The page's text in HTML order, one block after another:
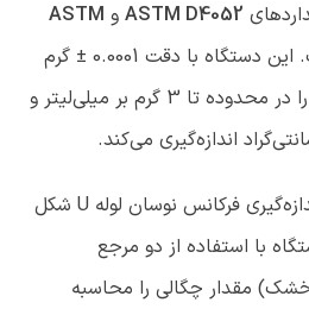
ASTM D4052 و ASTM
طراحی شده است. این دستگاه با دقت 0.0001 ± گرم
بر میلی‌لیتر، چگالی نمونه را در محدوده تا 3 گرم بر میلی‌لیتر و
اصل عملکرد آن بر پایه اندازه‌گیری فرکانس نوسان لوله U شکل
با استفاده از دو مرجع
مقدار چگالی را محاسبه